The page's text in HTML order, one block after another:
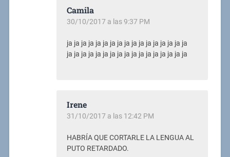
Camila
30/10/2017 a las 9:37 PM
ja ja ja ja ja ja ja ja ja ja ja ja ja ja ja ja ja
ja ja ja ja ja ja ja ja ja ja ja ja ja ja ja ja ja
Irene
31/10/2017 a las 12:42 PM
HABRÍA QUE CORTARLE LA LENGUA AL
PUTO RETARDADO.